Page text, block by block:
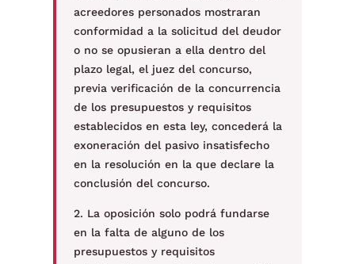
acreedores personados mostraran
conformidad a la solicitud del deudor
o no se opusieran a ella dentro del
plazo legal, el juez del concurso,
previa verificación de la concurrencia
de los presupuestos y requisitos
establecidos en esta ley, concederá la
exoneración del pasivo insatisfecho
en la resolución en la que declare la
conclusión del concurso.
2. La oposición solo podrá fundarse
en la falta de alguno de los
presupuestos y requisitos